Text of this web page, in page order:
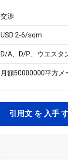
交渉
USD 2-6/sqm
D/A、D/P、ウエスタ
月額50000000平方メ
引用文 を 入手